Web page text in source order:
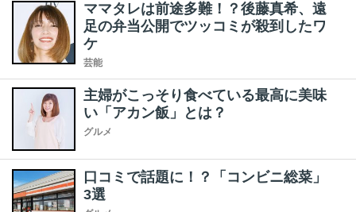
ママタレは前途多難！？後藤真希、遠
足の弁当公開でツッコミが殺到したワ
ケ
芸能
主婦がこっそり食べている最高に美味
い「アカン飯」とは？
グルメ
口コミで話題に！？「コンビニ総菜」
3選